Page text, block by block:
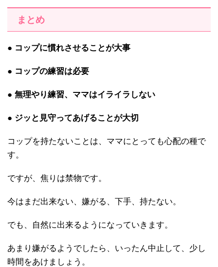
まとめ
● コップに慣れさせることが大事
● コップの練習は必要
● 無理やり練習、ママはイライラしない
● ジッと見守ってあげることが大切
コップを持たないことは、ママにとっても心配の種で
す。
ですが、焦りは禁物です。
今はまだ出来ない、嫌がる、下手、持たない。
でも、自然に出来るようになっていきます。
あまり嫌がるようでしたら、いったん中止して、少し
時間をあけましょう。